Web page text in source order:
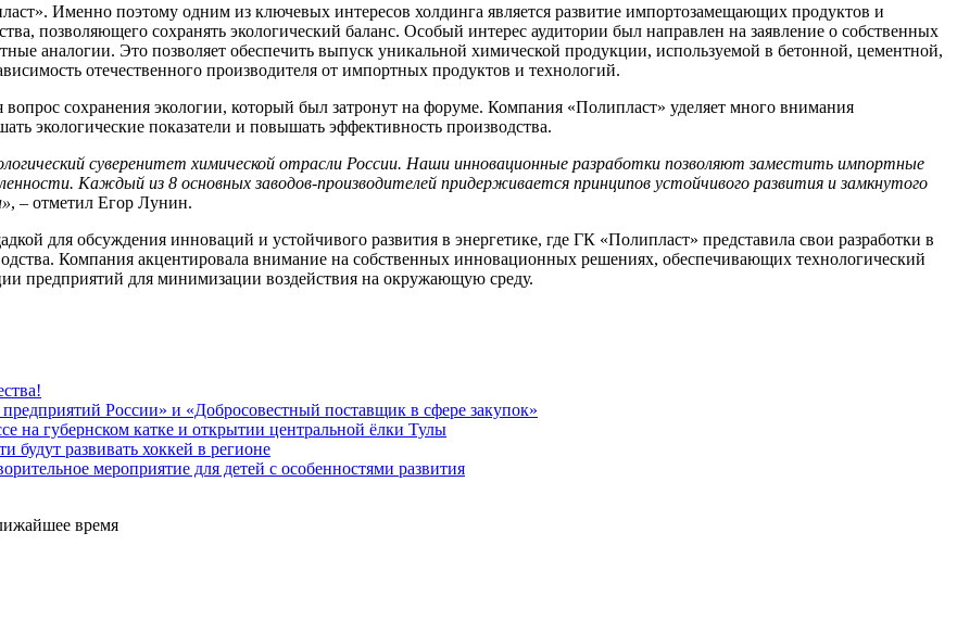
Именно поэтому одним из ключевых интересов холдинга является развитие импортозамещающих продуктов и
позволяющего сохранять экологический баланс. Особый интерес аудитории был направлен на заявление о собственных
аналогии. Это позволяет обеспечить выпуск уникальной химической продукции, используемой в бетонной, цементной,
отечественного производителя от импортных продуктов и технологий.
сохранения экологии, который был затронут на форуме. Компания «Полипласт» уделяет много внимания
экологические показатели и повышать эффективность производства.
суверенитет химической отрасли России. Наши инновационные разработки позволяют заместить импортные
Каждый из 8 основных заводов-производителей придерживается принципов устойчивого развития и замкнутого
, – отметил Егор Лунин.
для обсуждения инноваций и устойчивого развития в энергетике, где ГК «Полипласт» представила свои разработки в
Компания акцентировала внимание на собственных инновационных решениях, обеспечивающих технологический
предприятий для минимизации воздействия на окружающую среду.
России» и «Добросовестный поставщик в сфере закупок»
на губернском катке и открытии центральной ёлки Тулы
будут развивать хоккей в регионе
мероприятие для детей с особенностями развития
время